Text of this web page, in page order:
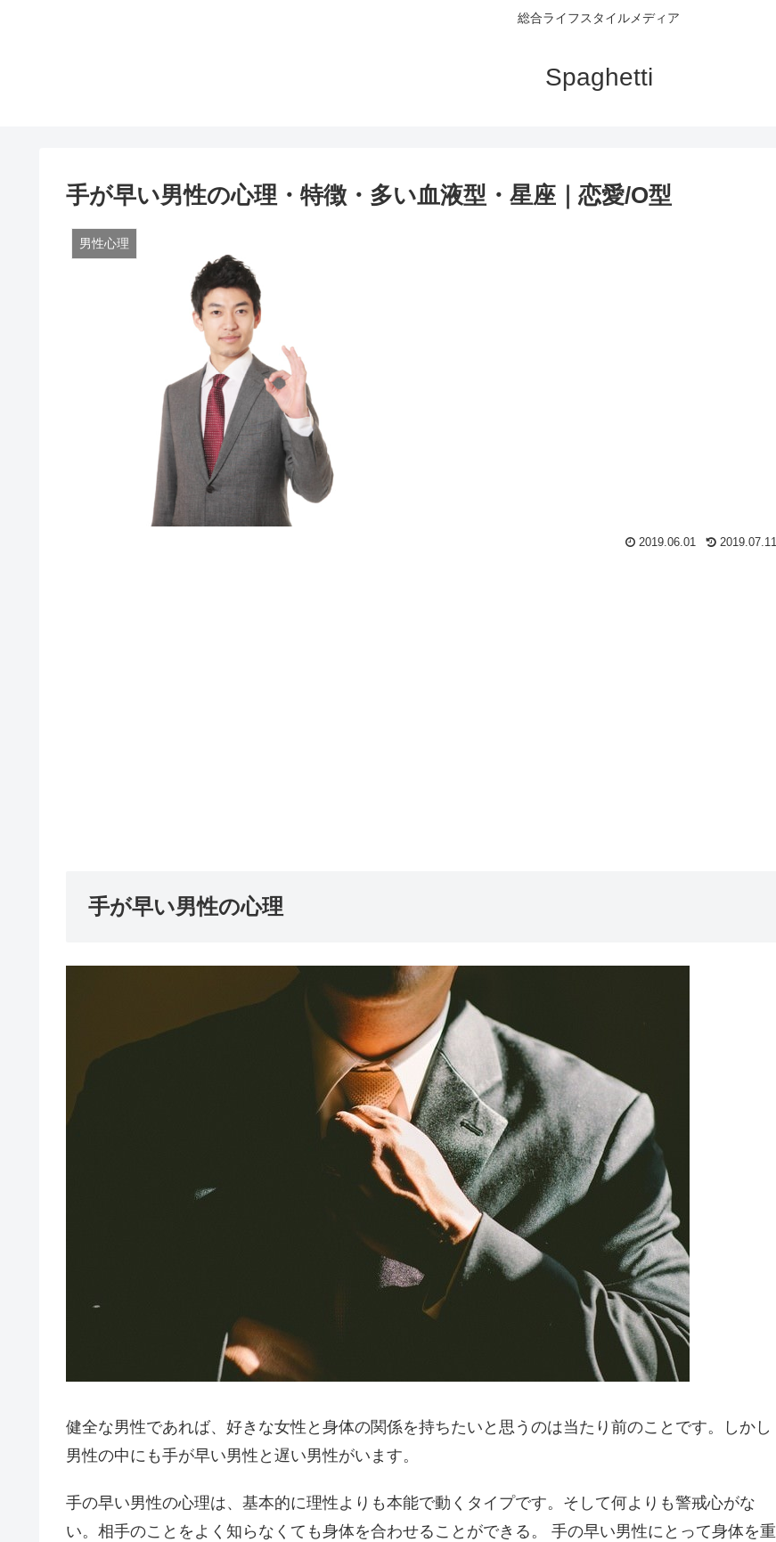
総合ライフスタイルメディア
Spaghetti
手が早い男性の心理・特徴・多い血液型・星座｜恋愛/O型
男性心理
2019.07.11
2019.06.01
手が早い男性の心理
健全な男性であれば、好きな女性と身体の関係を持ちたいと思うのは当たり前のことです。しかし
男性の中にも手が早い男性と遅い男性がいます。
手の早い男性の心理は、基本的に理性よりも本能で動くタイプです。そして何よりも警戒心がな
い。相手のことをよく知らなくても身体を合わせることができる。 手の早い男性にとって身体を重